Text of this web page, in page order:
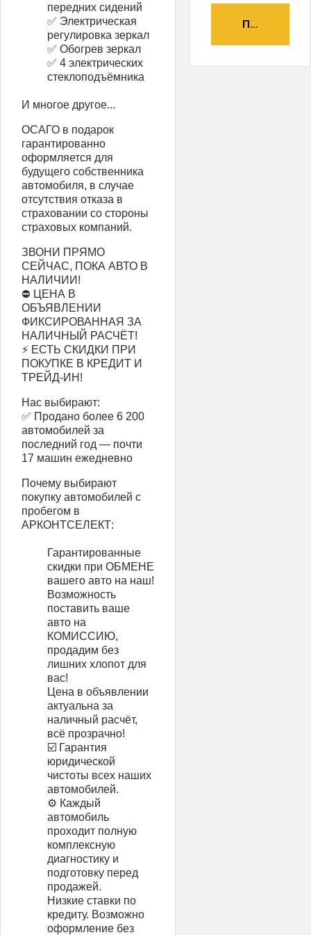
передних сидений
✅ Электрическая
регулировка зеркал
✅ Обогрев зеркал
✅ 4 электрических
стеклоподъёмника
И многое другое...
ОСАГО в подарок
гарантированно
оформляется для
будущего собственника
автомобиля, в случае
отсутствия отказа в
страховании со стороны
страховых компаний.
ЗВОНИ ПРЯМО
СЕЙЧАС, ПОКА АВТО В
НАЛИЧИИ!
⛔ ЦЕНА В
ОБЪЯВЛЕНИИ
ФИКСИРОВАННАЯ ЗА
НАЛИЧНЫЙ РАСЧЁТ!
⚡ ЕСТЬ СКИДКИ ПРИ
ПОКУПКЕ В КРЕДИТ И
ТРЕЙД-ИН!
Нас выбирают:
✅ Продано более 6 200
автомобилей за
последний год — почти
17 машин ежедневно
Почему выбирают
покупку автомобилей с
пробегом в
АРКОНТСЕЛЕКТ:
Гарантированные
скидки при ОБМЕНЕ
вашего авто на наш!
Возможность
поставить ваше
авто на
КОМИССИЮ,
продадим без
лишних хлопот для
вас!
Цена в объявлении
актуальна за
наличный расчёт,
всё прозрачно!
☑️ Гарантия
юридической
чистоты всех наших
автомобилей.
⚙️ Каждый
автомобиль
проходит полную
комплексную
диагностику и
подготовку перед
продажей.
Низкие ставки по
кредиту. Возможно
оформление без
ПОЛУЧИТЬ